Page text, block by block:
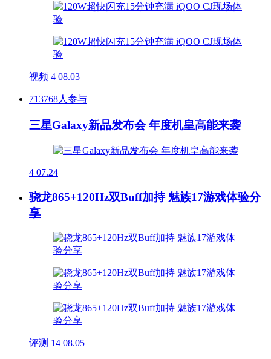
视频 4 08.03
713768人参与
三星Galaxy新品发布会 年度机皇高能来袭
4 07.24
骁龙865+120Hz双Buff加持 魅族17游戏体验分
享
评测 14 08.05